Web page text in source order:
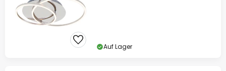
Auf Lager